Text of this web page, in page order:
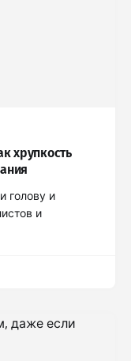
хрупкость
голову и
и